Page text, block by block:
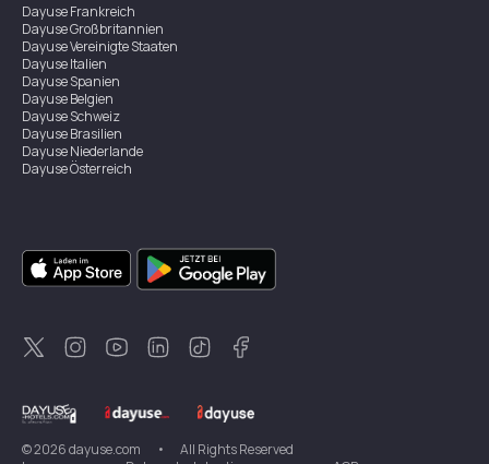
DayuseFrankreich
DayuseGroßbritannien
DayuseVereinigte Staaten
DayuseItalien
DayuseSpanien
DayuseBelgien
DayuseSchweiz
DayuseBrasilien
DayuseNiederlande
DayuseÖsterreich
DayuseSingapur
DayuseZweden
DayuseThailand
DayuseNeuseeland
DayuseTürkei
©2026dayuse.com •
All Rights Reserved